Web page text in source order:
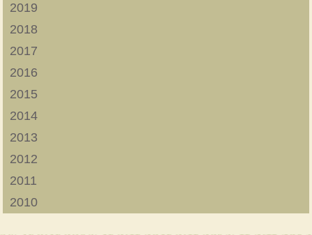
2019
2018
2017
2016
2015
2014
2013
2012
2011
2010